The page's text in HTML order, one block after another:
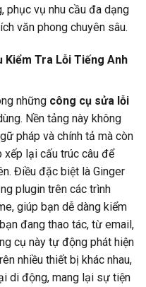
phục vụ nhu cầu đa dạng
văn phong chuyên sâu.
Tra Lỗi Tiếng Anh
những công cụ sửa lỗi
Nền tảng này không
pháp và chính tả mà còn
xếp lại cấu trúc câu để
Điều đặc biệt là Ginger
plugin trên các trình
giúp bạn dễ dàng kiểm
đang thao tác, từ email,
cụ này tự động phát hiện
nhiều thiết bị khác nhau,
di động, mang lại sự tiện